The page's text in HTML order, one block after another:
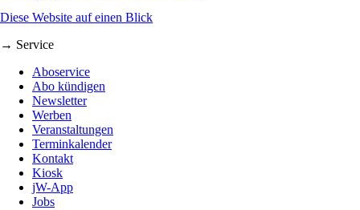
Diese Website auf einen Blick
→ Service
Aboservice
Abo kündigen
Newsletter
Werben
Veranstaltungen
Terminkalender
Kontakt
Kiosk
jW-App
Jobs